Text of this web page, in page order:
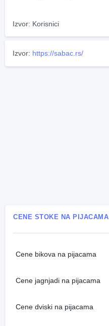
Izvor: Korisnici
Izvor: https://sabac.rs/
CENE STOKE NA PIJACAMA
Cene bikova na pijacama
Cene jagnjadi na pijacama
Cene dviski na pijacama